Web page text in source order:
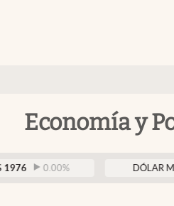
Economía y
0.00% DÓLAR MEP $